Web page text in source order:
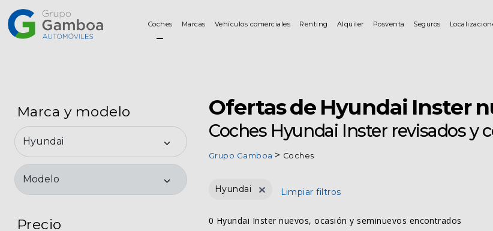
Coches Marcas Vehículos comerciales Renting Alquiler Posventa Seguros
Vehículos
comerciales
Renting
Alquiler
Marca y modelo
Precio
Ofertas de Hyundai Inster
Coches Hyundai Inster revisados y
Grupo Gamboa Coches
Hyundai Limpiar filtros
0 Hyundai Inster nuevos, ocasión y seminuevos encontrados